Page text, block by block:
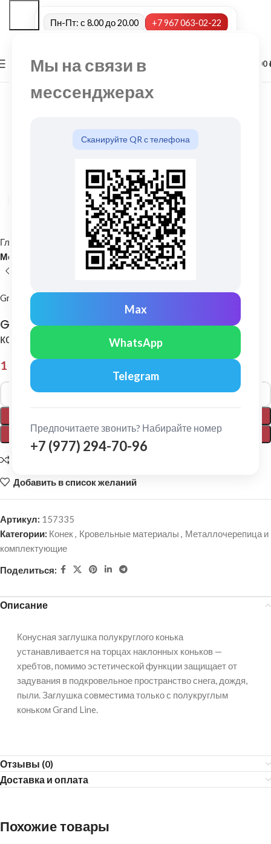
Мы на связи в
мессенджерах
Сканируйте QR с телефона
Max
WhatsApp
Telegram
Предпочитаете звонить? Набирайте номер
+7 (977) 294-70-96
Пн-Пт: с 8.00 до 20.00 +7 967 063-02-22
МЕНЮ 0,00
Нажмите, чтобы увеличить
Главная
Кровельные материалы
Металлочерепица и комплектующие
Grand Line
Grand Line: Заглушка конусная полукруглого
конька Pe Ral 3003
1 262,00
ПОКУПКА В 1 КЛИК
Alternative:
Добавить в список желаний
Артикул: 157335
Категории: Конек, Кровельные материалы , Металлочерепица и
комплектующие
Поделиться:
Описание
Конусная заглушка полукруглого конька
устанавливается на торцах наклонных коньков —
хребтов, помимо эстетической функции защищает от
задувания в подкровельное пространство снега, дождя,
пыли. Заглушка совместима только с полукруглым
коньком Grand Line.
Отзывы (0)
Доставка и оплата
Похожие товары